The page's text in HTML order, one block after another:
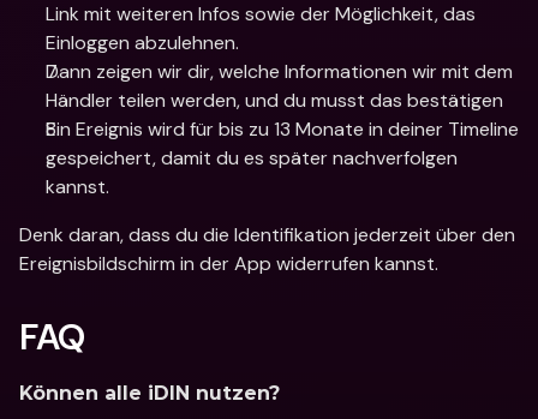
Link mit weiteren Infos sowie der Möglichkeit, das
Einloggen abzulehnen.
Dann zeigen wir dir, welche Informationen wir mit dem
Händler teilen werden, und du musst das bestätigen
Ein Ereignis wird für bis zu 13 Monate in deiner Timeline
gespeichert, damit du es später nachverfolgen
kannst.
Denk daran, dass du die Identifikation jederzeit über den
Ereignisbildschirm in der App widerrufen kannst.
FAQ
Können alle iDIN nutzen?